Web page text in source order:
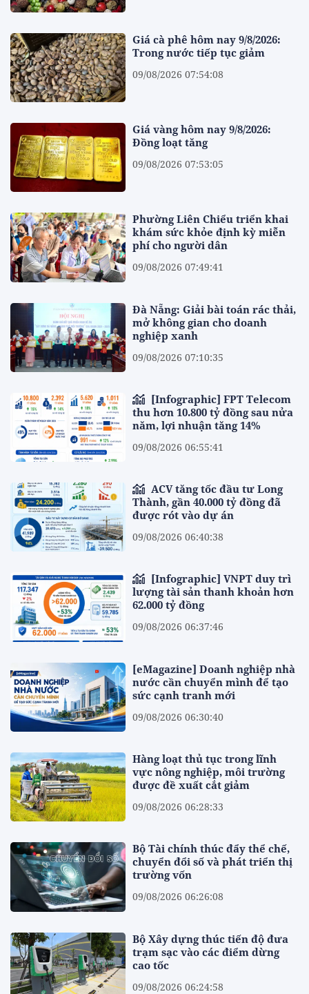
Giá cà phê hôm nay 9/8/2026:
Trong nước tiếp tục giảm
09/08/2026 07:54:08
Giá vàng hôm nay 9/8/2026:
Đồng loạt tăng
09/08/2026 07:53:05
Phường Liên Chiểu triển khai
khám sức khỏe định kỳ miễn
phí cho người dân
09/08/2026 07:49:41
Đà Nẵng: Giải bài toán rác thải,
mở không gian cho doanh
nghiệp xanh
09/08/2026 07:10:35
thu hơn 10.800 tỷ đồng sau nửa
năm, lợi nhuận tăng 14%
09/08/2026 06:55:41
ACV tăng tốc đầu tư Long
Thành, gần 40.000 tỷ đồng đã
được rót vào dự án
09/08/2026 06:40:38
lượng tài sản thanh khoản hơn
62.000 tỷ đồng
09/08/2026 06:37:46
[eMagazine] Doanh nghiệp nhà
nước cần chuyển mình để tạo
sức cạnh tranh mới
09/08/2026 06:30:40
Hàng loạt thủ tục trong lĩnh
vực nông nghiệp, môi trường
được đề xuất cắt giảm
09/08/2026 06:28:33
Bộ Tài chính thúc đẩy thể chế,
chuyển đổi số và phát triển thị
trường vốn
09/08/2026 06:26:08
Bộ Xây dựng thúc tiến độ đưa
trạm sạc vào các điểm dừng
cao tốc
09/08/2026 06:24:58